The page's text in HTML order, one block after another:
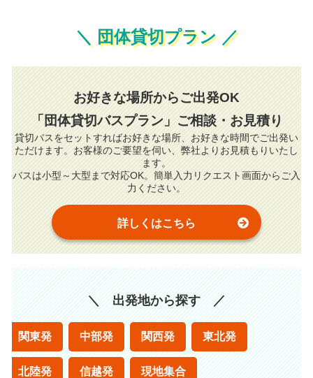
＼ 団体貸切プラン ／
お好きな場所からご出発OK
「団体貸切バスプラン」ご相談・お見積り
貸切バスをセットすればお好きな場所、お好きな時間でご出発い
ただけます。お客様のご要望を伺い、弊社よりお見積もりいたし
ます。
バスは小型～大型まで対応OK。簡単入力リクエスト画面からご入
力ください。
詳しくはこちら
＼ 出発地から探す ／
関東発 中部発 関西発 東北発
北陸発 信越発 現地集合